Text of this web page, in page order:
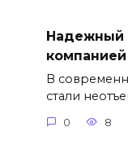
Надежный
В
стали
0 8